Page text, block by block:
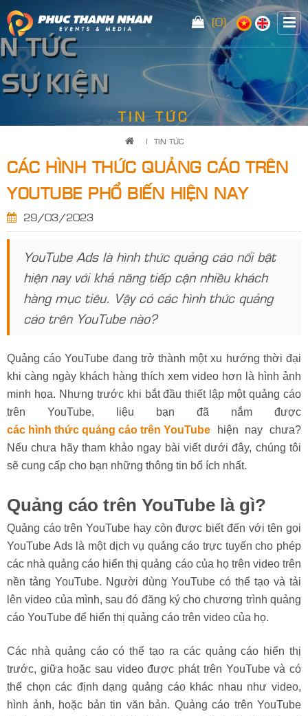
(0)
<
TIN TỨC
| TIN TỨC
CÁC HÌNH THỨC QUẢNG CÁO TRÊN
YOUTUBE PHỔ BIẾN HIỆN NAY
29/03/2023
YouTube Ads là hình thức quảng cáo nổi bật
hiện nay với khả năng tiếp cận nhiều khách
hàng mục tiêu. Vậy có các hình thức quảng
cáo trên YouTube nào?
Quảng cáo YouTube đang trở thành một xu hướng thời đại
khi càng ngày khách hàng thích xem video hơn là hình ảnh
minh họa. Nhưng trước khi bắt đầu thiết lập một quảng cáo
trên YouTube, liệu bạn đã nắm được
các hình thức quảng cáo trên YouTube hiện nay chưa?
Nếu chưa hãy tham khảo ngay bài viết dưới đây, chúng tôi
sẽ cung cấp cho bạn những thông tin bổ ích nhất.
Quảng cáo trên YouTube là gì?
Quảng cáo trên YouTube hay còn được biết đến với tên gọi
YouTube Ads là một dịch vụ quảng cáo trực tuyến cho phép
các nhà quảng cáo hiển thị quảng cáo của họ trên video trên
nền tảng YouTube. Người dùng YouTube có thể tạo và tải
lên video của mình, sau đó đăng ký cho chương trình quảng
cáo YouTube để hiển thị quảng cáo trên video của họ.
Các nhà quảng cáo có thể tạo ra các quảng cáo hiển thị
trước, giữa hoặc sau video được phát trên YouTube và có
thể chọn các định dạng quảng cáo khác nhau như video,
hình ảnh, hoặc bản tin văn bản. Quảng cáo trên YouTube